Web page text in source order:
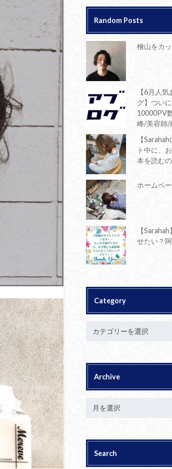
Random Posts
檜山をカ
【6月人
グ】つい
10000PV
峰/美容師/
【
ト中に、
本を読む
ホームペ
【
せたい？
Category
Archive
Search